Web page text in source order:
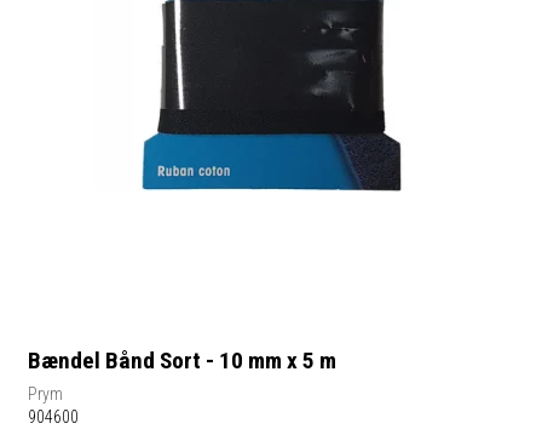
Bændel Bånd Sort - 10 mm x 5 m
Prym
904600